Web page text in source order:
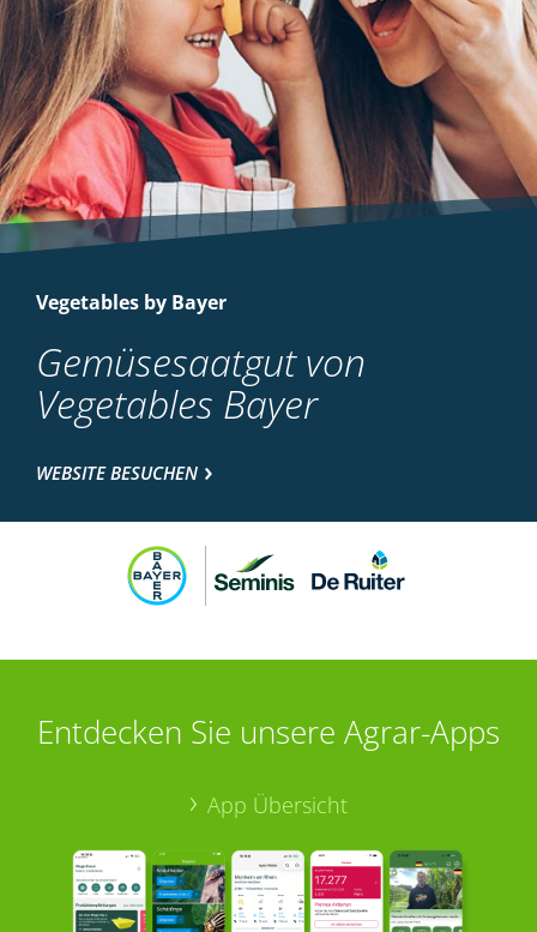
Vegetables by Bayer
Gemüsesaatgut von
Vegetables Bayer
WEBSITE BESUCHEN
Entdecken Sie unsere Agrar-Apps
App Übersicht